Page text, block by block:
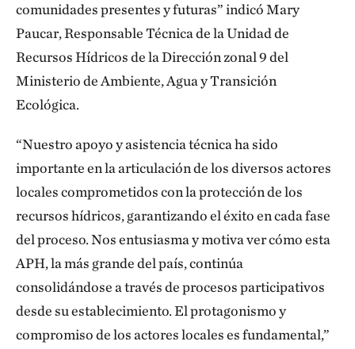
comunidades presentes y futuras” indicó Mary
Paucar, Responsable Técnica de la Unidad de
Recursos Hídricos de la Dirección zonal 9 del
Ministerio de Ambiente, Agua y Transición
Ecológica.
“Nuestro apoyo y asistencia técnica ha sido
importante en la articulación de los diversos actores
locales comprometidos con la protección de los
recursos hídricos, garantizando el éxito en cada fase
del proceso. Nos entusiasma y motiva ver cómo esta
APH, la más grande del país, continúa
consolidándose a través de procesos participativos
desde su establecimiento. El protagonismo y
compromiso de los actores locales es fundamental,”